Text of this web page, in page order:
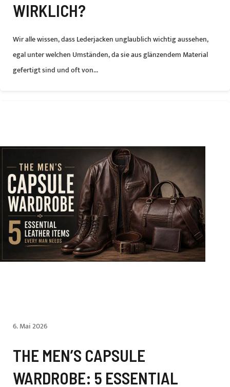
WIRKLICH?
Wir alle wissen, dass Lederjacken unglaublich wichtig aussehen,
egal unter welchen Umständen, da sie aus glänzendem Material
gefertigt sind und oft von...
6. Mai 2026
THE MEN’S CAPSULE
WARDROBE: 5 ESSENTIAL